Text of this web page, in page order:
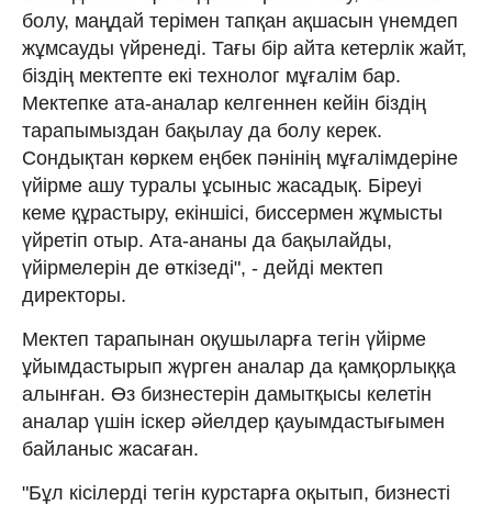
болу, маңдай терімен тапқан ақшасын үнемдеп
жұмсауды үйренеді. Тағы бір айта кетерлік жайт,
біздің мектепте екі технолог мұғалім бар.
Мектепке ата-аналар келгеннен кейін біздің
тарапымыздан бақылау да болу керек.
Сондықтан көркем еңбек пәнінің мұғалімдеріне
үйірме ашу туралы ұсыныс жасадық. Біреуі
кеме құрастыру, екіншісі, биссермен жұмысты
үйретіп отыр. Ата-ананы да бақылайды,
үйірмелерін де өткізеді", - дейді мектеп
директоры.
Мектеп тарапынан оқушыларға тегін үйірме
ұйымдастырып жүрген аналар да қамқорлыққа
алынған. Өз бизнестерін дамытқысы келетін
аналар үшін іскер әйелдер қауымдастығымен
байланыс жасаған.
"Бұл кісілерді тегін курстарға оқытып, бизнесті